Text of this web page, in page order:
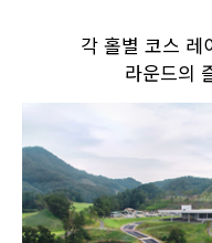
각 홀별 코스 레
라운드의